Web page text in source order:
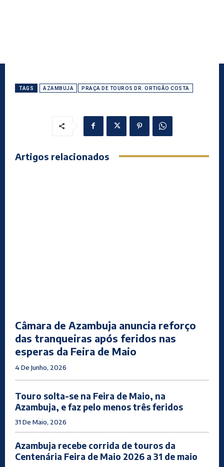
TAGS AZAMBUJA PRAÇA DE TOUROS DR. ORTIGÃO COSTA
Artigos relacionados
Câmara de Azambuja anuncia reforço
das tranqueiras após feridos nas
esperas da Feira de Maio
4 De Junho, 2026
Touro solta-se na Feira de Maio, na
Azambuja, e faz pelo menos três feridos
31 De Maio, 2026
Azambuja recebe corrida de touros da
Centenária Feira de Maio 2026 a 31 de maio